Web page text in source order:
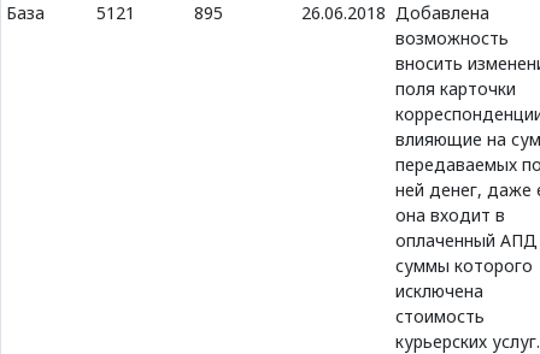
База 5121 895 26.06.2018 Добавлена
возможность
вносить
поля карточки
влияющие на
передаваемых
ней денег, даже
она входит в
оплаченный АПД
суммы которого
исключена
стоимость
курьерских услуг.